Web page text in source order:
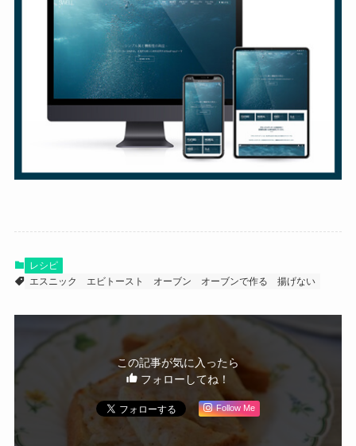
レシピ
エスニック
エビトースト オーブン オーブンで作る 揚げない
この記事が気に入ったら
フォローしてね！
Follow Me